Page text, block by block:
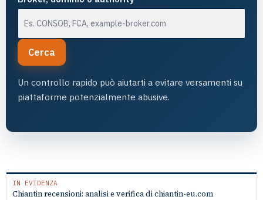
Cerca
Un controllo rapido può aiutarti a evitare versamenti su
piattaforme potenzialmente abusive.
IN EVIDENZA
Chiantin recensioni: analisi e verifica di chiantin-eu.com